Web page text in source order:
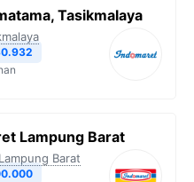
Tasikmalaya
Lampung Barat
Lampung Barat